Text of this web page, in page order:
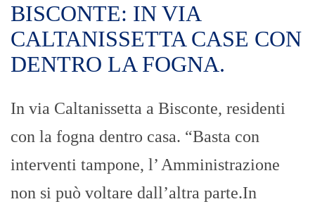
BISCONTE: IN VIA
CALTANISSETTA CASE CON
DENTRO LA FOGNA.
In via Caltanissetta a Bisconte, residenti
con la fogna dentro casa. “Basta con
interventi tampone, l’ Amministrazione
non si può voltare dall’altra parte.In